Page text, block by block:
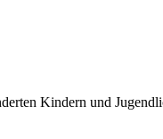
Kindern und